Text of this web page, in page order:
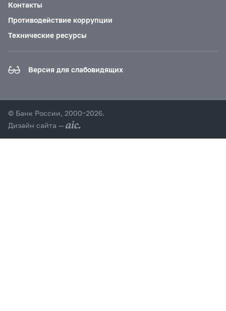
Контакты
Противодействие коррупции
Технические ресурсы
Версия для слабовидящих
© Банк России, 2000–2026.
Дизайн сайта —